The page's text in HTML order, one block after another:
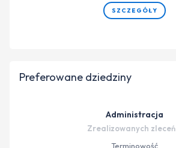
SZCZEGÓŁY
Preferowane dziedziny
Administracja
Zrealizowanych zleceń
Terminowość